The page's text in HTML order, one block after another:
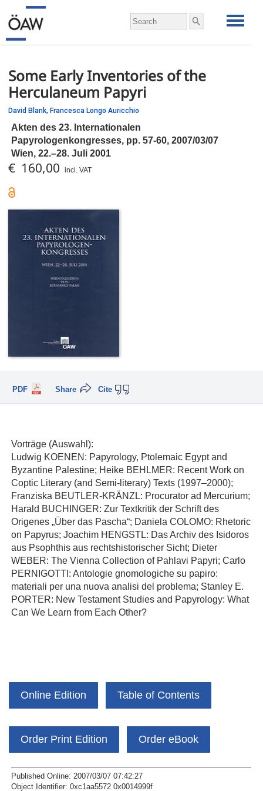
Some Early Inventories of the
Herculaneum Papyri
David Blank, Francesca Longo Auricchio
Akten des 23. Internationalen
Papyrologenkongresses, pp. 57-60, 2007/03/07
Wien, 22.–28. Juli 2001
€ 160,00 incl. VAT
PDF Cite
Share
Vorträge (Auswahl):
Ludwig KOENEN: Papyrology, Ptolemaic Egypt and
Byzantine Palestine; Heike BEHLMER: Recent Work on
Coptic Literary (and Semi-literary) Texts (1997–2000);
Franziska BEUTLER-KRÄNZL: Procurator ad Mercurium;
Harald BUCHINGER: Zur Textkritik der Schrift des
Origenes „Über das Pascha“; Daniela COLOMO: Rhetoric
on Papyrus; Joachim HENGSTL: Das Archiv des Isidoros
aus Psophthis aus rechtshistorischer Sicht; Dieter
WEBER: The Vienna Collection of Pahlavi Papyri; Carlo
PERNIGOTTI: Antologie gnomologiche su papiro:
materiali per una nuova analisi del problema; Stanley E.
PORTER: New Testament Studies and Papyrology: What
Can We Learn from Each Other?
Online Edition Table of Contents
Order Print Edition Order eBook
Published Online: 2007/03/07 07:42:27
Object Identifier: 0xc1aa5572 0x0014999f